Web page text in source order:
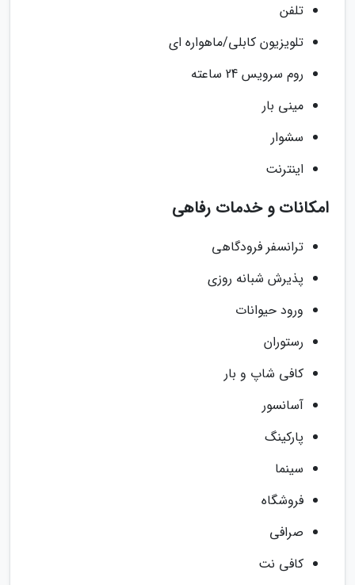
تلفن
تلویزیون کابلی/ماهواره ای
روم سرویس 24 ساعته
مینی بار
سشوار
اینترنت
امکانات و خدمات رفاهی
ترانسفر فرودگاهی
پذیرش شبانه روزی
ورود حیوانات
رستوران
کافی شاپ و بار
آسانسور
پارکینگ
سینما
فروشگاه
صرافی
کافی نت